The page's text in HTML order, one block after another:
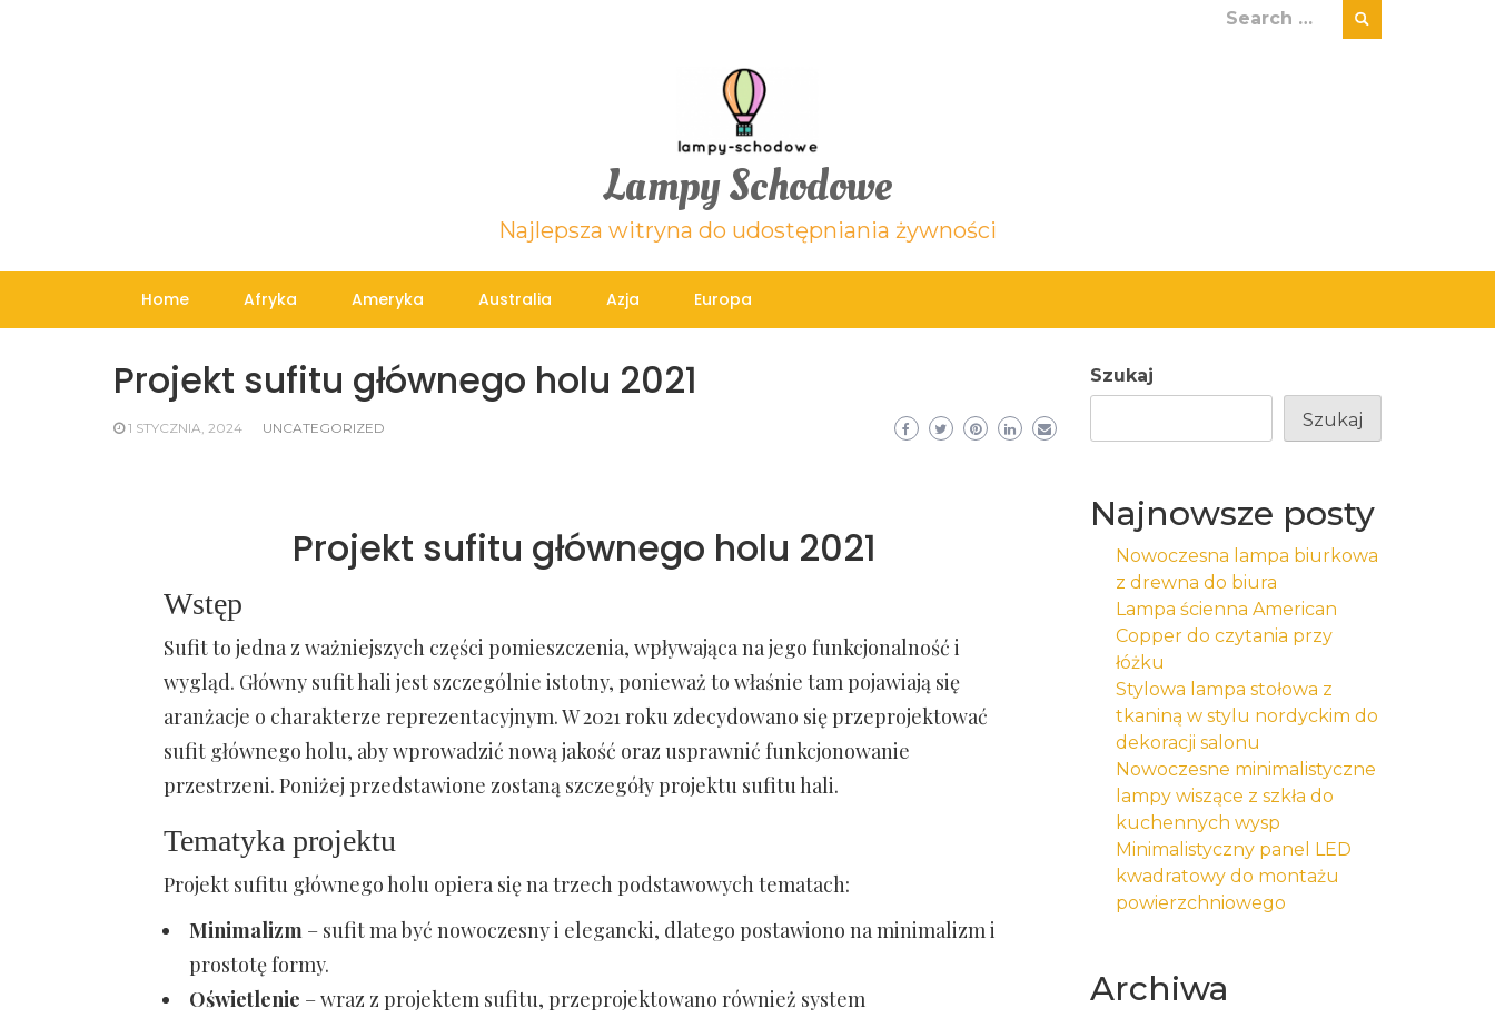
Search
Lampy Schodowe
Najlepsza witryna do udostępniania żywności
Home Afryka Ameryka Australia Azja Europa
Projekt sufitu głównego holu 2021
1 STYCZNIA, 2024 UNCATEGORIZED
Projekt sufitu głównego holu 2021
Wstęp
Sufit to jedna z ważniejszych części pomieszczenia, wpływająca na jego funkcjonalność i
wygląd. Główny sufit hali jest szczególnie istotny, ponieważ to właśnie tam pojawiają się
aranżacje o charakterze reprezentacyjnym. W 2021 roku zdecydowano się przeprojektować
sufit głównego holu, aby wprowadzić nową jakość oraz usprawnić funkcjonowanie
przestrzeni. Poniżej przedstawione zostaną szczegóły projektu sufitu hali.
Tematyka projektu
Projekt sufitu głównego holu opiera się na trzech podstawowych tematach:
Minimalizm – sufit ma być nowoczesny i elegancki, dlatego postawiono na minimalizm i
prostotę formy.
Oświetlenie – wraz z projektem sufitu, przeprojektowano również system
Szukaj
Szukaj
Najnowsze posty
Nowoczesna lampa biurkowa
z drewna do biura
Lampa ścienna American
Copper do czytania przy
łóżku
Stylowa lampa stołowa z
tkaniną w stylu nordyckim do
dekoracji salonu
Nowoczesne minimalistyczne
lampy wiszące z szkła do
kuchennych wysp
Minimalistyczny panel LED
kwadratowy do montażu
powierzchniowego
Archiwa